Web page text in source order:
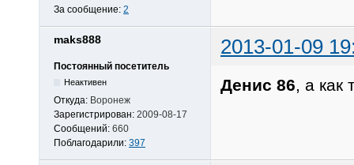
За сообщение: 2
maks888 2013-01-09
Постоянный посетитель
Неактивен
Откуда: Воронеж
Зарегистрирован: 2009-08-17
Сообщений: 660
Поблагодарили: 397
Денис 86, а как